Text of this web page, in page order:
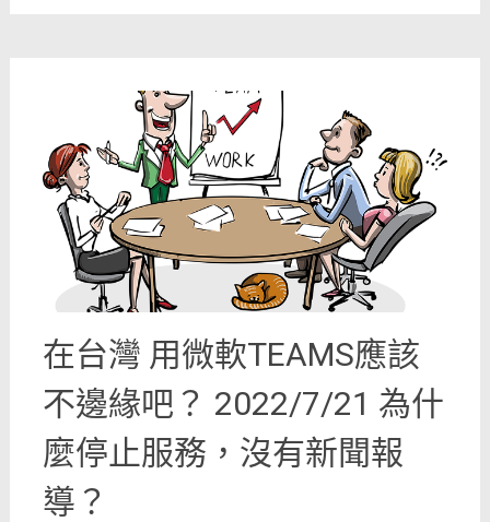
在台灣 用微軟TEAMS應該
不邊緣吧？ 2022/7/21 為什
麼停止服務，沒有新聞報
導？